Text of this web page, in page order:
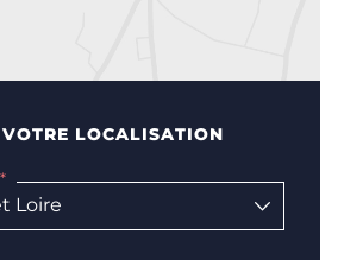
VOTRE LOCALISATION